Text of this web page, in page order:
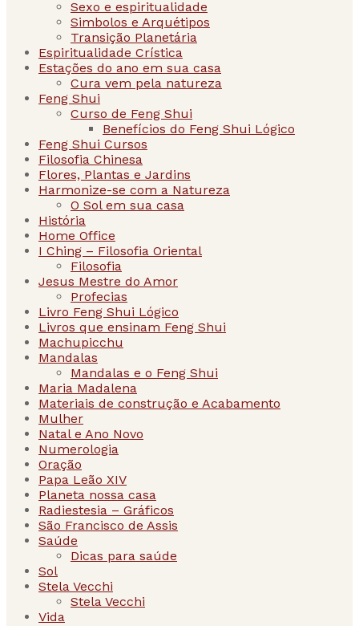
Sexo e espiritualidade
Simbolos e Arquétipos
Transição Planetária
Espiritualidade Crística
Estações do ano em sua casa
Cura vem pela natureza
Feng Shui
Curso de Feng Shui
Benefícios do Feng Shui Lógico
Feng Shui Cursos
Filosofia Chinesa
Flores, Plantas e Jardins
Harmonize-se com a Natureza
O Sol em sua casa
História
Home Office
I Ching – Filosofia Oriental
Filosofia
Jesus Mestre do Amor
Profecias
Livro Feng Shui Lógico
Livros que ensinam Feng Shui
Machupicchu
Mandalas
Mandalas e o Feng Shui
Maria Madalena
Materiais de construção e Acabamento
Mulher
Natal e Ano Novo
Numerologia
Oração
Papa Leão XIV
Planeta nossa casa
Radiestesia – Gráficos
São Francisco de Assis
Saúde
Dicas para saúde
Sol
Stela Vecchi
Stela Vecchi
Vida